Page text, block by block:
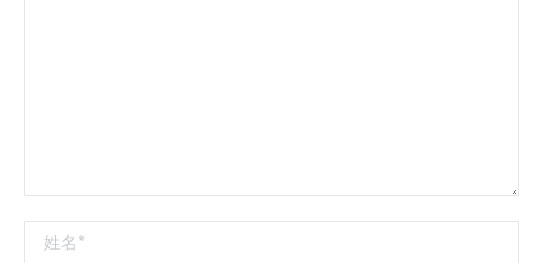
姓名 *